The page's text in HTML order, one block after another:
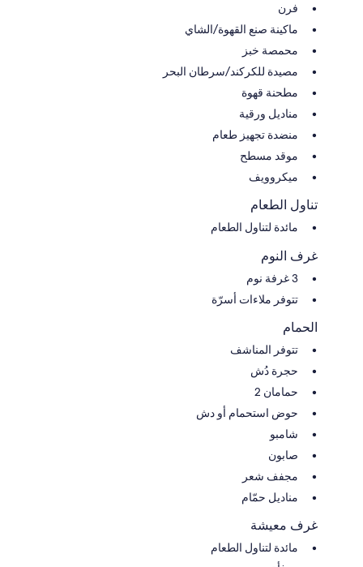
فرن
ماكينة صنع القهوة/الشاي
محمصة خبز
مصيدة للكركند/سرطان البحر
مطحنة قهوة
مناديل ورقية
منضدة تجهيز طعام
موقد مسطح
ميكروويف
تناول الطعام
مائدة لتناول الطعام
غرف النوم
3 غرفة نوم
تتوفر ملاءات أسرّة
الحمام
تتوفر المناشف
حجرة دُش
حمامان 2
حوض استحمام أو دش
شامبو
صابون
مجفف شعر
مناديل حمّام
غرف معيشة
مائدة لتناول الطعام